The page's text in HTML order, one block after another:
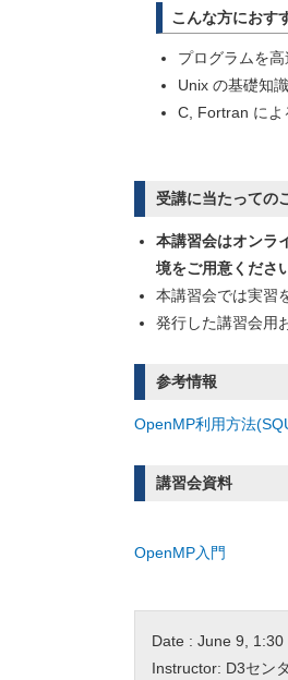
こんな方におす
プログラムを
Unix の基礎知
C, Fortran によ
受講に当たっての
本講習会はオンラ
境をご用意ください
本講習会では実習
発行した講習会用
参考情報
OpenMP利用方法
講習会資料
OpenMP入門
Date : June 9, 1:30
Instructor: D3セン